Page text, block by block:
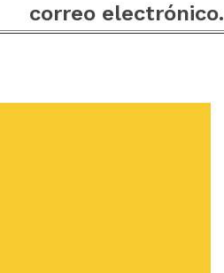
correo electrónico.